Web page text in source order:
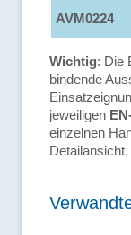
AVM0224
Wichtig: Die
bindende
jeweiligen
einzelnen
Detailansicht.